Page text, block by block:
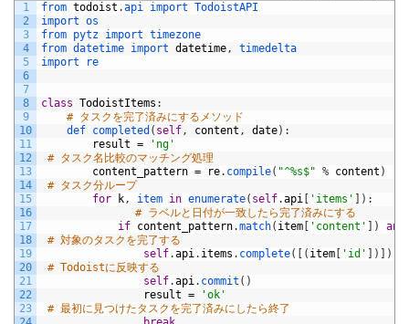
1
2
3
4
5
6
7
8
9
10
11
12
13
14
15
16
17
18
19
20
21
22
23
from todoist .api import TodoistAPI
import os
from pytz import timezone
from datetime import datetime,
timedelta
import
re
class TodoistItems :
# タスクを完了済みにするメソッド
def completed ( self, content , date) :
result =
'ng'
# タスク名比較のマッチング処理
content_pattern = re. compile( "^%s$" % content )
# タスク分ループ
for
k, item in enumerate( self.api 'items' ) :
# ラベルと日付が一致したら完了済みにする
if content_pattern.match( item 'content' )
and
# 対象のタスクを完了する
self.api. items . complete( ( item 'id' )
)
# Todoistに反映する
self.api. commit ( )
result =
'ok'
# 最初に見つけたタスクを完了済みにしたら終了